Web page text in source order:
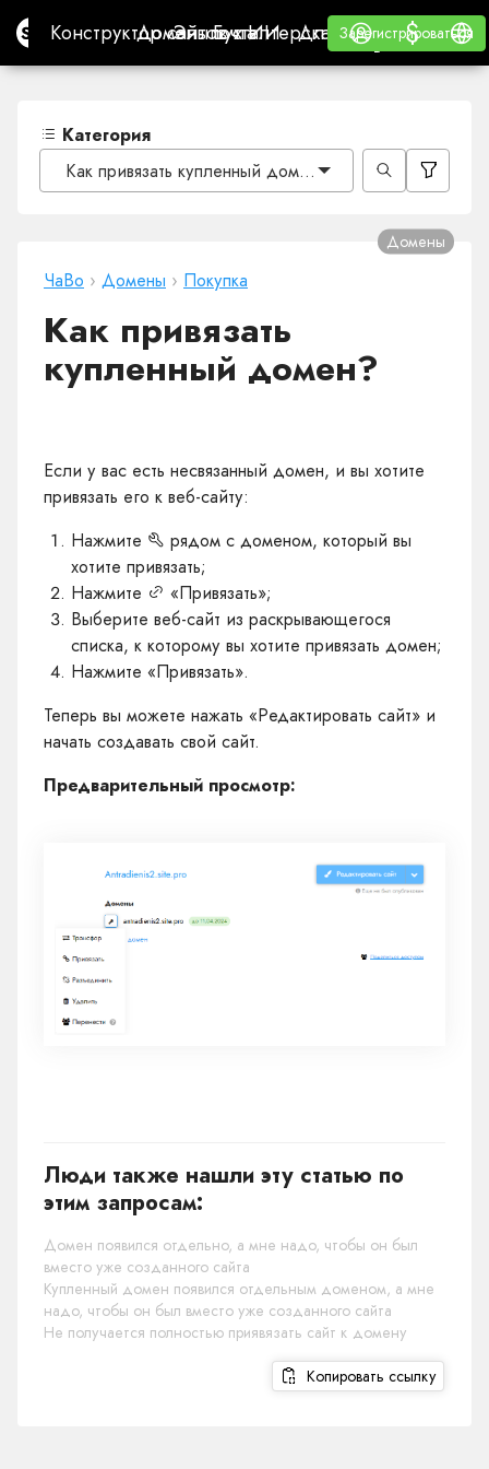
Site.proКонструктор сайтов с ИИ
Конструктор сайтов с ИИ
Домены
ДоменыЭл. почта
Эл. почта
Бухгалтерская программа
Бухгалтерская программа
Для
Для Реселлеров
ВАЙТ ЛЕЙБЛ
Обучение
Обучение
Зарегистрироваться
Зарегистрироваться
Войти $
$
Категория
Как привязать купленный домен?
ЧаВо › Домены › Покупка
Домены
Как привязать
купленный домен?
Если у вас есть несвязанный домен, и вы хотите
привязать его к веб-сайту:
Нажмите
рядом с доменом, который вы
хотите привязать;
Нажмите
«Привязать»;
Выберите веб-сайт из раскрывающегося
списка, к которому вы хотите привязать домен;
Нажмите «Привязать».
Теперь вы можете нажать «Редактировать сайт» и
начать создавать свой сайт.
Предварительный просмотр:
Люди также нашли эту статью по
этим запросам:
Домен появился отдельно, а мне надо, чтобы он был
вместо уже созданного сайта
Купленный домен появился отдельным доменом, а мне
надо, чтобы он был вместо уже созданного сайта
Не получается полностью приявязать сайт к домену
Копировать ссылку